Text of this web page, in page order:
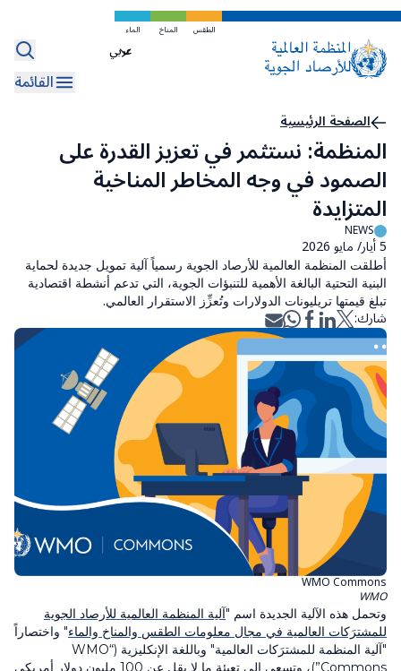
تخطي
المحتوى
الرئيسي
الطقس المناخ الماء
Select
your
القائمة
مسار
التنقل
الصفحة الرئيسية
المنظمة: نستثمر في تعزيز القدرة على
الصمود في وجه المخاطر المناخية
المتزايدة
NEWS
5 أيار/ مايو 2026
أطلقت المنظمة العالمية للأرصاد الجوية رسمياً آلية تمويل جديدة لحماية
البنية التحتية البالغة الأهمية للتنبؤات الجوية، التي تدعم أنشطة اقتصادية
تبلغ قيمتها تريليونات الدولارات وتُعزِّز الاستقرار العالمي.
شارك:
WMO Commons
WMO
وتحمل هذه الآلية الجديدة اسم "آلية المنظمة العالمية للأرصاد الجوية
للمشترَكات العالمية في مجال معلومات الطقس والمناخ والماء" واختصاراً
"آلية المنظمة للمشترَكات العالمية" وباللغة الإنكليزية (“WMO
Commons”)، وتسعى إلى تعبئة ما لا يقل عن 100 مليون دولار أمريكي